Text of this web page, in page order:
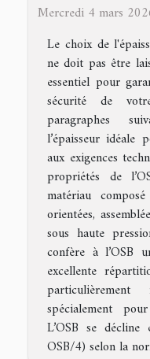
Mercredi 4 mars
Le choix de
ne doit pas être
essentiel pour
sécurité de
paragraphes
l’épaisseur
aux exigences
propriétés de
matériau
orientées,
sous haute
confère à l’OSB
excellente
spécialement
L’OSB se
OSB/4) selon la